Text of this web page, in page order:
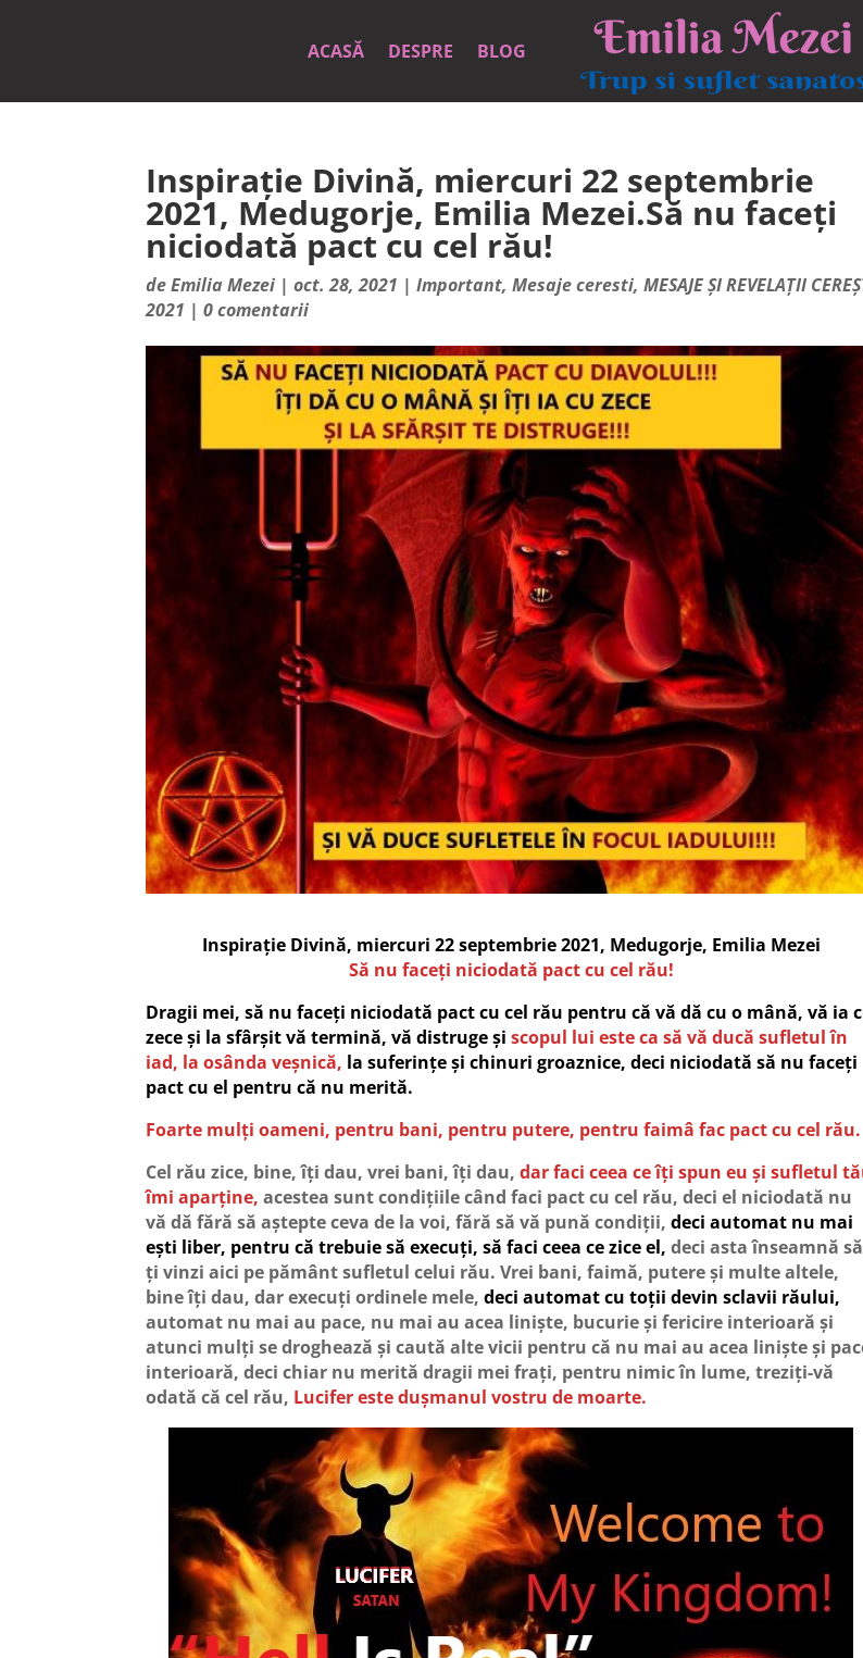
ACASĂ DESPRE BLOG
Inspirație Divină, miercuri 22 septembrie
2021, Medugorje, Emilia Mezei.Să nu faceți
niciodată pact cu cel rău!
deEmilia Mezei |oct. 28, 2021 |Important,Mesaje ceresti,MESAJE ȘI REVELAȚII
2021 |0 comentarii
Inspirație Divină, miercuri 22 septembrie 2021, Medugorje, Emilia Mezei
Să nu faceți niciodată pact cu cel rău!
Dragii mei, să nu faceți niciodată pact cu cel rău pentru că vă dă cu o mână, vă ia
zece și la sfârșit vă termină, vă distruge șiscopul lui este ca să vă ducă sufletul în
iad, la osânda veșnică, la suferințe și chinuri groaznice, deci niciodată să nu faceți
pact cu el pentru că nu merită.
Foarte mulți oameni, pentru bani, pentru putere, pentru faimâ fac pact cu cel rău.
Cel rău zice, bine, îți dau, vrei bani, îți dau,dar faci ceea ce îți spun eu și sufletul
îmi aparține, acestea sunt condițiile când faci pact cu cel rău, deci el niciodată nu
vă dă fără să aștepte ceva de la voi, fără să vă pună condiții,deci automat nu mai
ești liber, pentru că trebuie să execuți, să faci ceea ce zice el,deci asta înseamnă
ți vinzi aici pe pământ sufletul celui rău. Vrei bani, faimă, putere și multe altele,
bine îți dau, dar execuți ordinele mele,deci automat cu toții devin sclavii răului,
automat nu mai au pace, nu mai au acea liniște, bucurie și fericire interioară și
atunci mulți se droghează și caută alte vicii pentru că nu mai au acea liniște și
interioară, deci chiar nu merită dragii mei frați, pentru nimic în lume, treziți-vă
odată că cel rău, Lucifer este dușmanul vostru de moarte.